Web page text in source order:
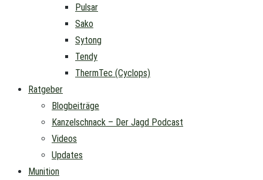
Pulsar
Sako
Sytong
Tendy
ThermTec (Cyclops)
Ratgeber
Blogbeiträge
Kanzelschnack – Der Jagd Podcast
Videos
Updates
Munition